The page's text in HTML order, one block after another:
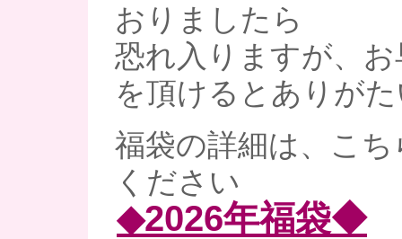
おりましたら
恐れ入りますが、
を頂けるとありが
福袋の詳細は、こ
ください
◆2026年福袋◆